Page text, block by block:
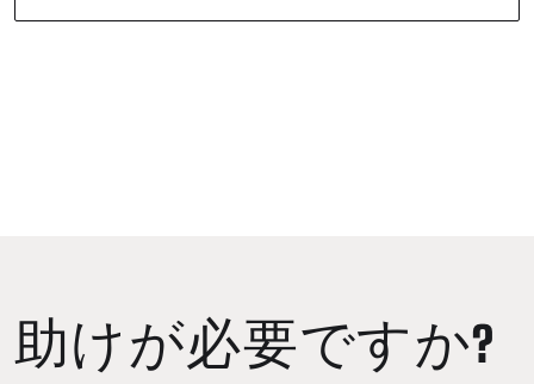
助けが必要ですか?